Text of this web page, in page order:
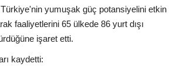
yumuşak güç potansiyelini etkin
faaliyetlerini 65 ülkede 86 yurt dışı
işaret etti.
kaydetti: